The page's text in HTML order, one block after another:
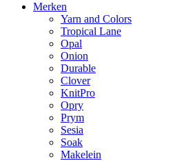
Merken
Yarn and Colors
Tropical Lane
Opal
Onion
Durable
Clover
KnitPro
Opry
Prym
Sesia
Soak
Makelein